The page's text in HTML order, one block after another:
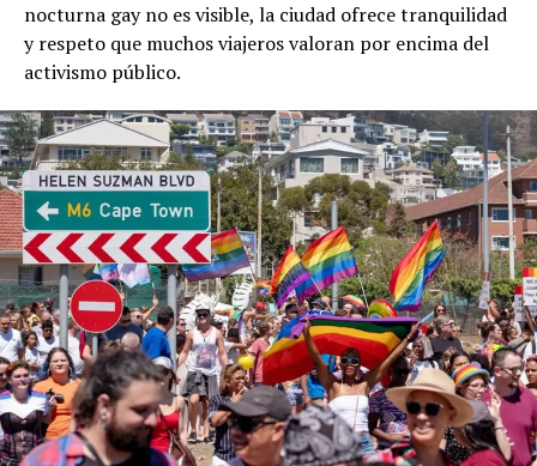
nocturna gay no es visible, la ciudad ofrece tranquilidad
y respeto que muchos viajeros valoran por encima del
activismo público.